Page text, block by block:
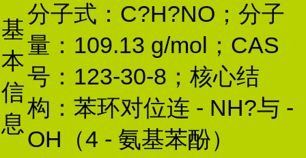
基
本
信
息
分子式：C?H?NO；分子
量：109.13 g/mol；CAS
号：123-30-8；核心结
构：苯环对位连 - NH?与 -
OH（4 - 氨基苯酚）